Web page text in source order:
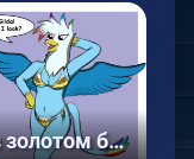
Рэйнбоу Дэш в золотом бикини